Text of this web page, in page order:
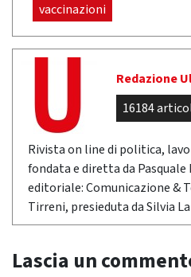
vaccinazioni
Redazione
16184
Rivista on line di politica,
fondata e diretta da
editoriale: Comunicazione &
Tirreni, presieduta da Silvia
Lascia un